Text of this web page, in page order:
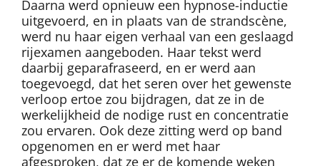
Daarna werd opnieuw een hypnose-inductie
uitgevoerd, en in plaats van de strandscène,
werd nu haar eigen verhaal van een geslaagd
rijexamen aangeboden. Haar tekst werd
daarbij geparafraseerd, en er werd aan
toegevoegd, dat het seren over het gewenste
verloop ertoe zou bijdragen, dat ze in de
werkelijkheid de nodige rust en concentratie
zou ervaren. Ook deze zitting werd op band
opgenomen en er werd met haar
afgesproken, dat ze er de komende weken